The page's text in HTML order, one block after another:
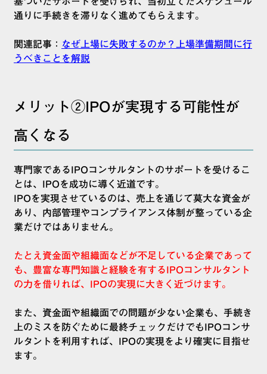
通りに手続きを滞りなく進めてもらえます。
関連記事： なぜ上場に失敗するのか？上場準備期間に行
うべきことを解説
メリット②IPOが実現する可能性が
高くなる
専門家であるIPOコンサルタントのサポートを受けるこ
とは、IPOを成功に導く近道です。
IPOを実現させているのは、売上を通じて莫大な資金が
あり、内部管理やコンプライアンス体制が整っている企
業だけではありません。
たとえ資金面や組織面などが不足している企業であって
も、豊富な専門知識と経験を有するIPOコンサルタント
の力を借りれば、IPOの実現に大きく近づけます。
また、資金面や組織面での問題が少ない企業も、手続き
上のミスを防ぐために最終チェックだけでもIPOコンサ
ルタントを利用すれば、IPOの実現をより確実に目指せ
ます。